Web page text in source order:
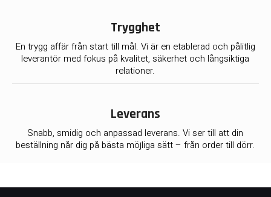
Trygghet
En trygg affär från start till mål. Vi är en etablerad och pålitlig
leverantör med fokus på kvalitet, säkerhet och långsiktiga
relationer.
Leverans
Snabb, smidig och anpassad leverans. Vi ser till att din
beställning når dig på bästa möjliga sätt – från order till dörr.